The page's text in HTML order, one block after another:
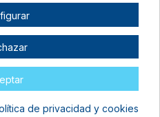
14,61 €
de privacidad y cookies